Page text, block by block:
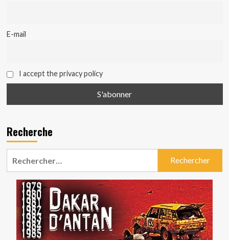
E-mail
I accept the privacy policy
Recherche